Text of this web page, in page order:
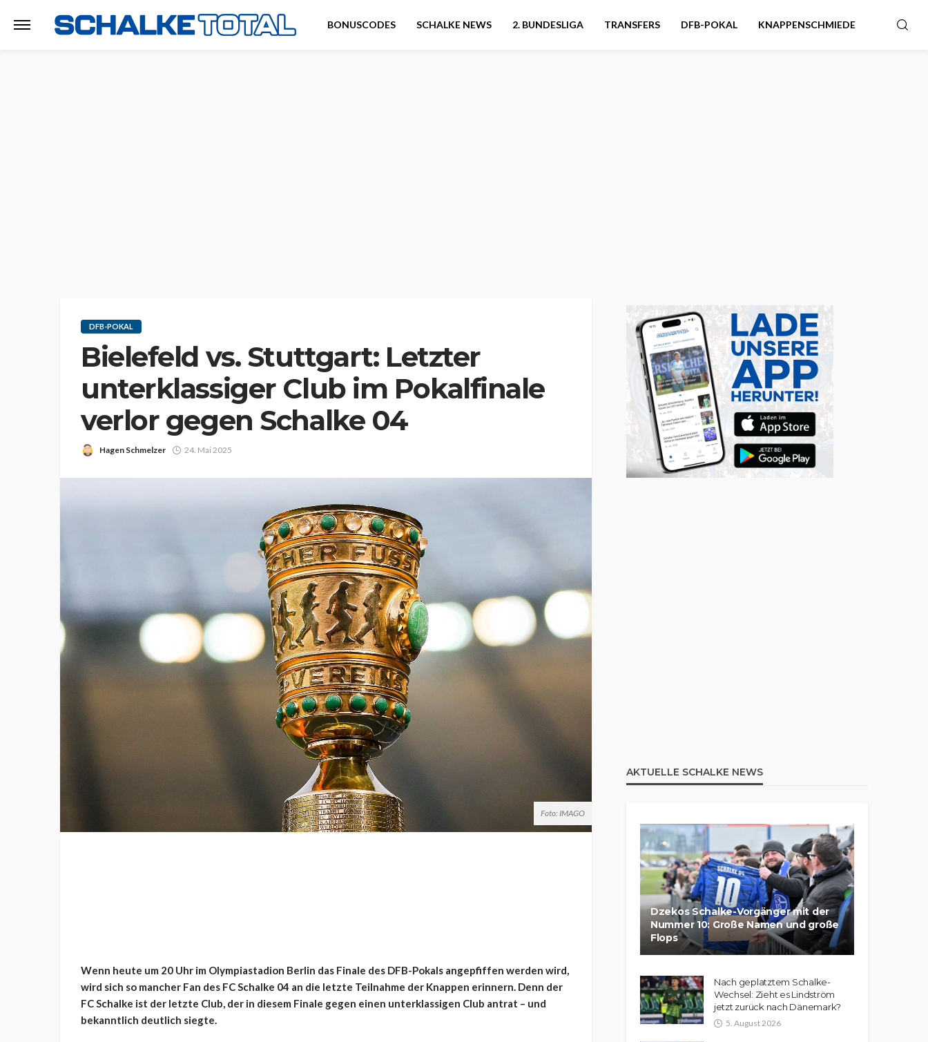
BONUSCODES SCHALKE NEWS 2. BUNDESLIGA TRANSFERS DFB-POKAL KNAPPENSCHMIEDE
DFB-POKAL
Bielefeld vs. Stuttgart: Letzter
unterklassiger Club im Pokalfinale
verlor gegen Schalke 04
Hagen Schmelzer 24. Mai 2025
Foto: IMAGO
Wenn heute um 20 Uhr im Olympiastadion Berlin das Finale des DFB-Pokals angepfiffen werden wird,
wird sich so mancher Fan des FC Schalke 04 an die letzte Teilnahme der Knappen erinnern. Denn der
FC Schalke ist der letzte Club, der in diesem Finale gegen einen unterklassigen Club antrat – und
bekanntlich deutlich siegte.
AKTUELLE SCHALKE NEWS
Dzekos Schalke-Vorgänger mit der
Nummer 10: Große Namen und große
Flops
Nach geplatztem Schalke-
Wechsel: Zieht es Lindström
jetzt zurück nach Dänemark?
5. August 2026